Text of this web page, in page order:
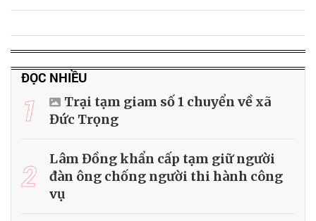
ĐỌC NHIỀU
1
Trại tạm giam số 1 chuyển về xã
Đức Trọng
2
Lâm Đồng khẩn cấp tạm giữ người
đàn ông chống người thi hành công
vụ